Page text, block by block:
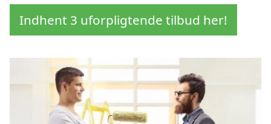
Indhent 3 uforpligtende tilbud her!